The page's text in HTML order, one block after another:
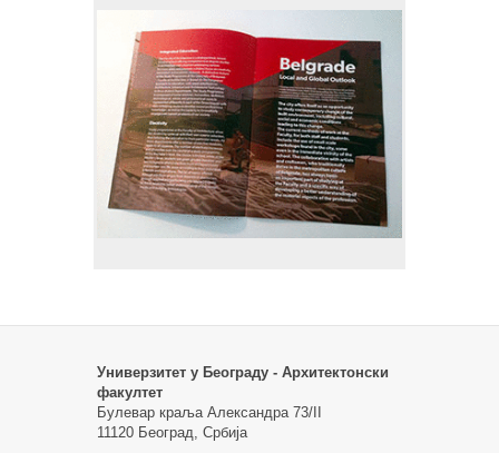
Универзитет у Београду - Архитектонски
факултет
Булевар краља Александра 73/II
11120 Београд, Србија